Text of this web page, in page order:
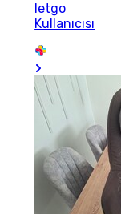
letgo
Kullanıcısı